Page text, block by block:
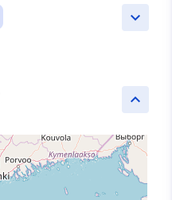
keyboard_arrow_down
keyboard_arrow_up